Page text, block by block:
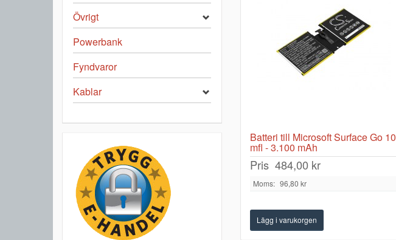
Batteri till Microsoft Surface Go 10
mfl - 3.100 mAh
Pris 484,00 kr
Moms: 96,80 kr
Övrigt
Powerbank
Fyndvaror
Kablar